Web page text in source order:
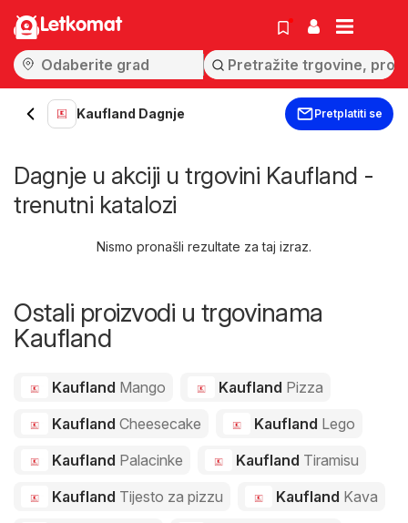
Letkomat
Kaufland Dagnje Pretplatiti se
Dagnje u akciji u trgovini Kaufland -
trenutni katalozi
Nismo pronašli rezultate za taj izraz.
Ostali proizvodi u trgovinama
Kaufland
Kaufland Mango Kaufland Pizza
Kaufland Cheesecake Kaufland Lego
Kaufland Palacinke Kaufland Tiramisu
Kaufland Tijesto za pizzu Kaufland Kava